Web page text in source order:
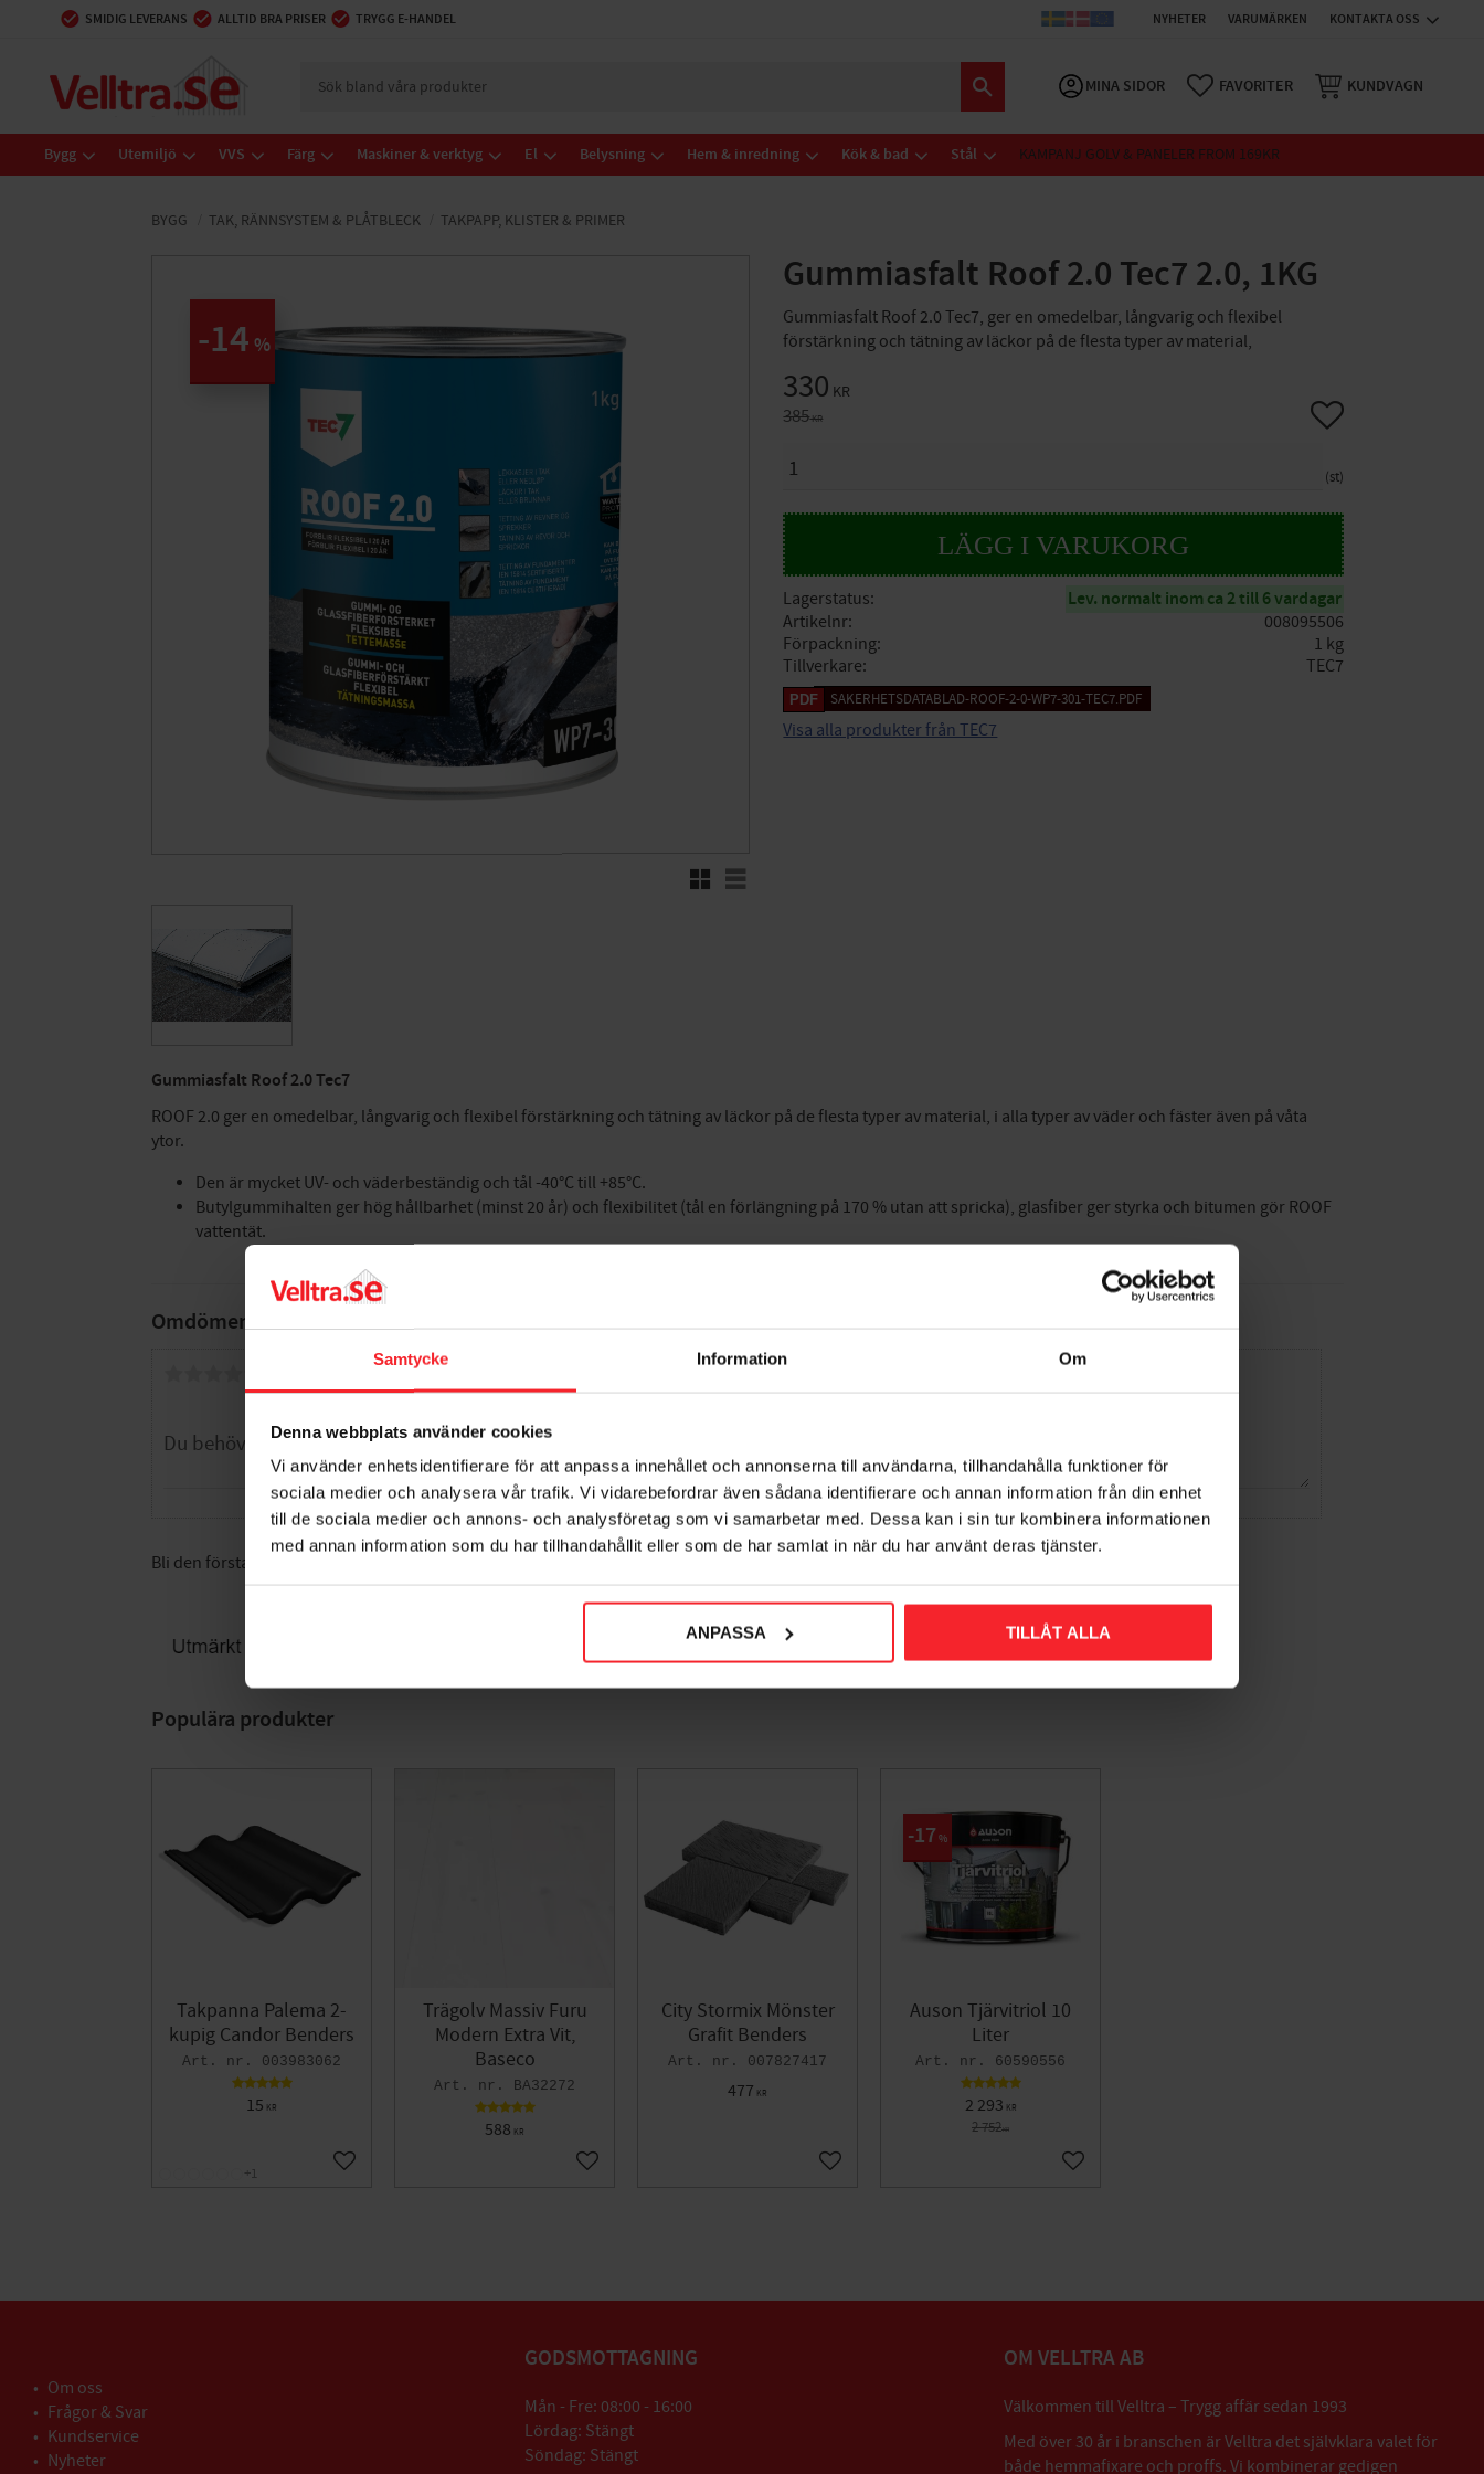
Samtycke Information Om
Denna webbplats använder cookies
Vi använder enhetsidentifierare för att anpassa innehållet och annonserna till användarna, tillhandahålla funktioner för
sociala medier och analysera vår trafik. Vi vidarebefordrar även sådana identifierare och annan information från din enhet
till de sociala medier och annons- och analysföretag som vi samarbetar med. Dessa kan i sin tur kombinera informationen
med annan information som du har tillhandahållit eller som de har samlat in när du har använt deras tjänster.
ANPASSA TILLÅT ALLA
SMIDIG LEVERANS ALLTID BRA PRISER TRYGG E-HANDEL NYHETER VARUMÄRKEN KONTAKTA OSS
MINA SIDOR FAVORITER KUNDVAGN
Bygg Utemiljö VVS Färg Maskiner & verktyg El Belysning Hem & inredning Kök & bad Stål KAMPANJ GOLV & PANELER FROM 169KR
BYGG TAK, RÄNNSYSTEM & PLÅTBLECK TAKPAPP, KLISTER & PRIMER
Gummiasfalt Roof 2.0 Tec7 2.0, 1KG
Gummiasfalt Roof 2.0 Tec7, ger en omedelbar, långvarig och flexibel
förstärkning och tätning av läckor på de flesta typer av material,
14 %
Rutnätsvy
Listvy
Nedsatt pris:
330 KR
Ordinarie pris:
385KR
st
Lägg till i favoriter
Lagerstatus Lev. normalt inom ca 2 till 6 vardagar
Artikelnr
008095506
Förpackning
1 kg
Tillverkare
TEC7
SAKERHETSDATABLAD-ROOF-2-0-WP7-301-TEC7.PDF
Visa alla produkter från TEC7
Gummiasfalt Roof 2.0 Tec7
ROOF 2.0 ger en omedelbar, långvarig och flexibel förstärkning och tätning av läckor på de flesta typer av material, i alla typer av väder och fäster även på våta
ytor.
Den är mycket UV- och väderbeständig och tål -40°C till +85°C.
Butylgummihalten ger hög hållbarhet (minst 20 år) och flexibilitet (tål en förlängning på 170 % utan att spricka), glasfiber ger styrka och bitumen gör ROOF
vattentät.
Omdömen
Bli den första att lämna ett omdöme.
Populära produkter
Takpanna Palema 2-
kupig Candor Benders
003983062
15 KR
Lägg till i favoriter
+1
Trägolv Massiv Furu
Modern Extra Vit,
Baseco
BA32272
588 KR
Lägg till i favoriter
City Stormix Mönster
Grafit Benders
007827417
477 KR
Lägg till i favoriter
Auson Tjärvitriol 10
Liter
60590556
2 293 KR
2 752KR
17 %
Lägg till i favoriter
Om oss
Frågor & Svar
Kundservice
Nyheter
GODSMOTTAGNING
Mån - Fre: 08:00 - 16:00
Lördag: Stängt
Söndag: Stängt
OM VELLTRA AB
Välkommen till Velltra – Trygg affär sedan 1993
Med över 30 år i branschen är Velltra det självklara valet för
både hemmafixare och proffs. Vi kombinerar gedigen